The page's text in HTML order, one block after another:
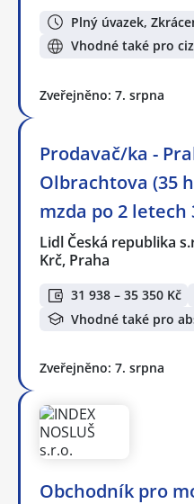
Plný úvazek,
Vhodné také pro
Zveřejněno: 7. srpna
Prodavač/ka -
Olbrachtova (35
mzda po 2 letech
Lidl Česká republika
Krč, Praha
31 938 – 35 350 Kč
Vhodné také pro
Zveřejněno: 7. srpna
Obchodník pro